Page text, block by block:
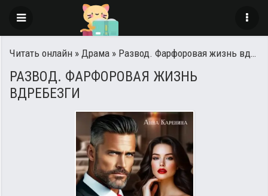
Читать онлайн » Драма » Развод. Фарфоровая жизнь вдребезги
РАЗВОД. ФАРФОРОВАЯ ЖИЗНЬ
ВДРЕБЕЗГИ